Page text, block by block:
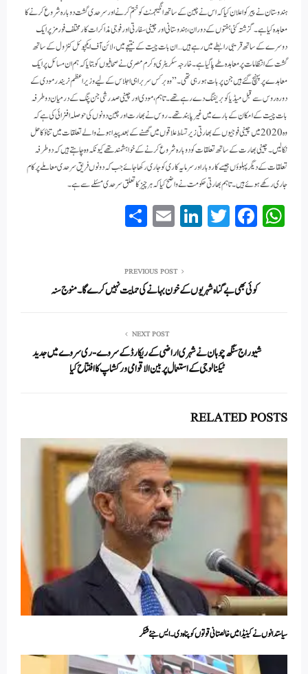
ہندوستان نے پیر کو اعلان کیا کہ اس نے چین کے ساتھ انگیجمنٹ کو ختم کرنے اور سرحدی گشت دوبارہ شروع کرنے کا
معاہدہ کیا ہے۔گزشتہ کئی ہفتوں کے دوران، ہندوستانی اور چینی سفارتی اور فوجی مذاکرات کار مختلف فورمز پر ایک
دوسرے کے ساتھ قریبی رابطے میں رہے ہیں… ان بات چیت کے نتیجے میں، لائن آف ایکچوئل کنٹرول کے ساتھ
گشت کے انتظامات پر معاہدہ طے پا گیا ہے۔خارجہ سکریٹری وکرم مصری نے صحافیوں کو بتایا کہ ہم ان مسائل پر ایک
معاہدے پر پہنچ گئے ہیں جن پر بات ہو رہی تھی۔” وہ برکس سربراہی اجلاس کے لیے وزیر اعظم نریندر مودی کے
دورہ روس سے قبل میڈیا کو بریفنگ دے رہے تھے۔ تاہم، مودی اور چینی صدر شی جن پنگ کے درمیان دو طرفہ
بات چیت کے امکان کے بارے میں غیر پابند تھے۔روس نے بھارت اور چین دونوں کی حوصلہ افزائی کی ہے کہ
وہ 2020 میں چینی فوجیوں کے بھارتی زیر تسلط علاقوں میں گھسنے کے بعد پیدا ہونے والے تعلقات میں تناؤ کا حل
نکالیں۔چینی بھارت کے ساتھ تعلقات کو دوبارہ شروع کرنے کے خواہشمند تھے کیونکہ وہ چاہتے ہیں کہ دو طرفہ
تعلقات کے دیگر پہلوؤں جیسے کاروبار اور سرمایہ کاری کو جاری رکھا جائے جب کہ دونوں فریق سرحدی معاملے پر کام
جاری رکھے ہوئے ہیں۔تاہم بھارتی حکومت نے واضح کیا کہ ہر چیز کا تعلق سرحدی مسئلے سے ہے۔
W
ha
A
pp
Fa
ce
ok
T
wi
r
Li
nk
In
E
m
PREVIOUS POST
کوئی بھی بے گناہ شہریوں کے خون بہانے کی حمایت نہیں کرے گا۔منوج سنہ
NEXT POST
شیوراج سنگھ چوہان نے شہری اراضی کے ریکارڈ کے سروے-ری سروے میں جدید
ٹیکنالوجی کے استعمال پر بین الاقوامی ورکشاپ کا افتتاح کیا
RELATED POSTS
سیاستدانوں نےکینیڈا میں خالصتانی قوتوں کو پناہ دی۔ایس جئے شنکر